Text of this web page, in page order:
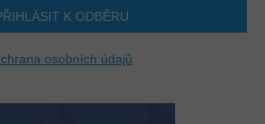
K ODBĚRU
osobních údajů